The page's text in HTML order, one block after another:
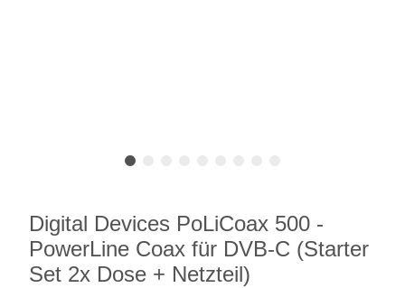
Digital Devices PoLiCoax 500 -
PowerLine Coax für DVB-C (Starter
Set 2x Dose + Netzteil)